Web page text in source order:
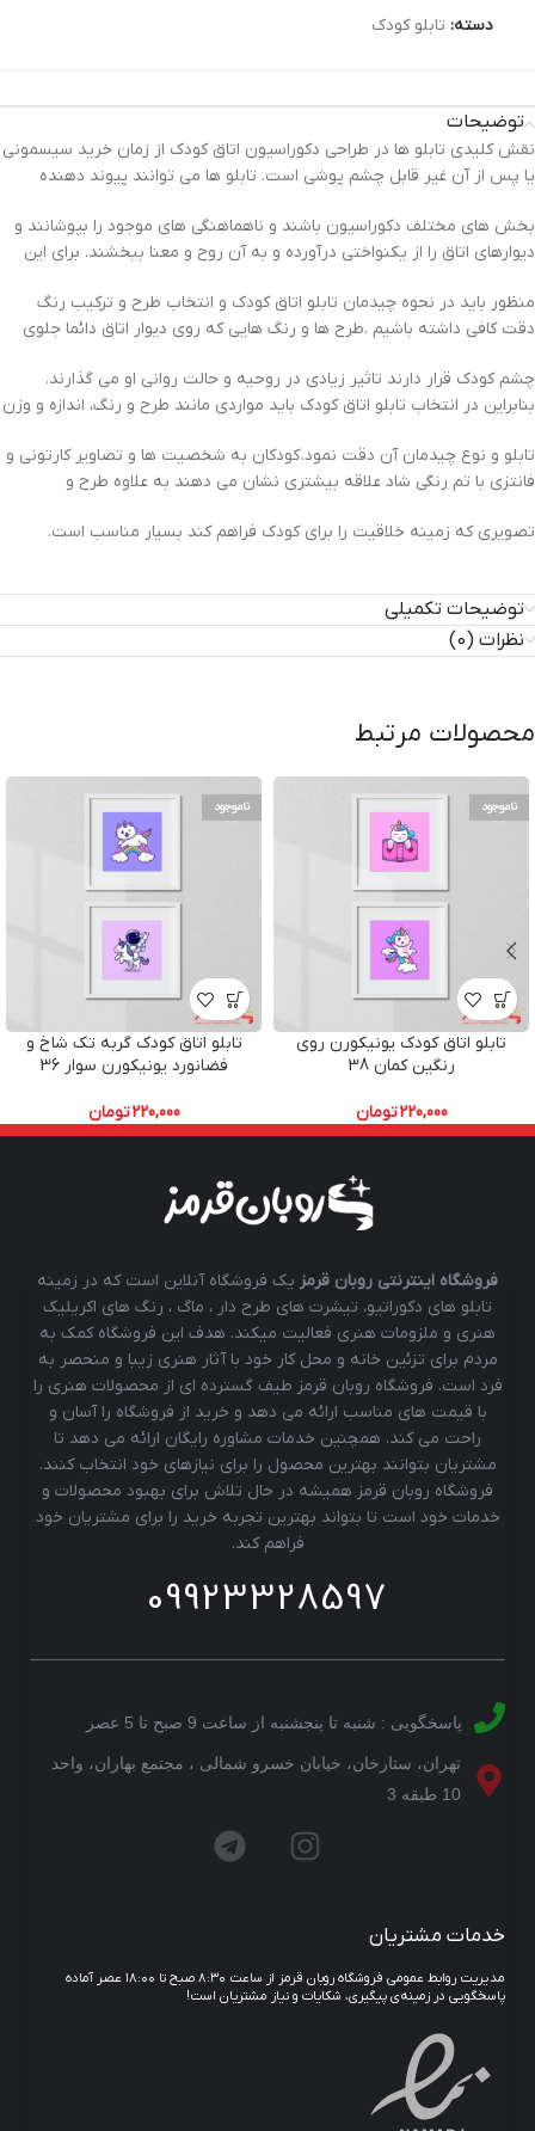
دسته: تابلو کودک
توضیحات
نقش کلیدی تابلو ها در طراحی دکوراسیون اتاق کودک از زمان خرید سیسمونی
یا پس از آن غیر قابل چشم پوشی است. تابلو ها می توانند پیوند دهنده
بخش های مختلف دکوراسیون باشند و ناهماهنگی های موجود را بپوشانند و
دیوارهای اتاق را از یکنواختی درآورده و به آن روح و معنا ببخشند. برای این
منظور باید در نحوه چیدمان تابلو اتاق کودک و انتخاب طرح و ترکیب رنگ
دقت کافی داشته باشیم .طرح ها و رنگ هایی که روی دیوار اتاق دائما جلوی
چشم کودک قرار دارند تاثیر زیادی در روحیه و حالت روانی او می گذارند.
بنابراین در انتخاب تابلو اتاق کودک باید مواردی مانند طرح و رنگ، اندازه و وزن
تابلو و نوع چیدمان آن دقت نمود. کودکان به شخصیت ها و تصاویر کارتونی و
فانتزی با تم رنگی شاد علاقه بیشتری نشان می دهند به علاوه طرح و
تصویری که زمینه خلاقیت را برای کودک فراهم کند بسیار مناسب است.
توضیحات تکمیلی
نظرات (0)
محصولات مرتبط
ناموجود
تابلو اتاق کودک یونیکورن روی
رنگین کمان 38
220,000تومان
ناموجود
تابلو اتاق کودک گربه تک شاخ و
فضانورد یونیکورن سوار 36
220,000تومان
فروشگاه اینترنتی روبان قرمز یک فروشگاه آنلاین است که در زمینه
تابلو های دکوراتیو، تیشرت های طرح دار ، ماگ ، رنگ های اکریلیک
هنری و ملزومات هنری فعالیت میکند. هدف این فروشگاه کمک به
مردم برای تزئین خانه و محل کار خود با آثار هنری زیبا و منحصر به
فرد است. فروشگاه روبان قرمز طیف گسترده ای از محصولات هنری را
با قیمت های مناسب ارائه می دهد و خرید از فروشگاه را آسان و
راحت می کند. همچنین خدمات مشاوره رایگان ارائه می دهد تا
مشتریان بتوانند بهترین محصول را برای نیازهای خود انتخاب کنند.
فروشگاه روبان قرمز همیشه در حال تلاش برای بهبود محصولات و
خدمات خود است تا بتواند بهترین تجربه خرید را برای مشتریان خود
فراهم کند.
09923328597
پاسخگویی : شنبه تا پنجشنبه از ساعت 9 صبح تا 5 عصر
تهران، ستارخان، خیابان خسرو شمالی ، مجتمع بهاران، واحد
10 طبقه 3
خدمات مشتریان
مدیریت روابط عمومی فروشگاه روبان قرمز از ساعت ۸:۳۰ صبح تا ۱۸:۰۰ عصر آماده
پاسخگویی در زمینه‌ی پیگیری، شکایات و نیاز مشتریان است!